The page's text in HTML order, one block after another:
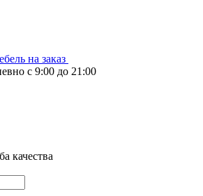
на заказ
с 9:00 до 21:00
качества